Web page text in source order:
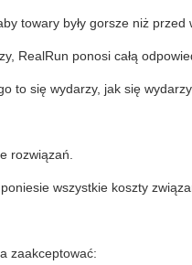
towary były gorsze niż
RealRun ponosi całą
to się wydarzy, jak się
rozwiązań.
wszystkie koszty
zaakceptować: